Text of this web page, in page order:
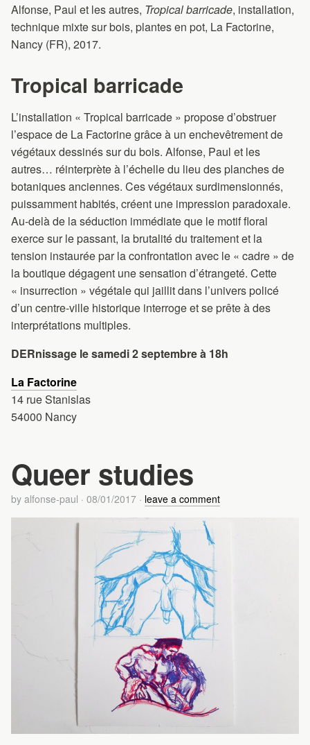
Alfonse, Paul et les autres, Tropical barricade, installation,
technique mixte sur bois, plantes en pot, La Factorine,
Nancy (FR), 2017.
Tropical barricade
L’installation « Tropical barricade » propose d’obstruer
l’espace de La Factorine grâce à un enchevêtrement de
végétaux dessinés sur du bois. Alfonse, Paul et les
autres… réinterprète à l’échelle du lieu des planches de
botaniques anciennes. Ces végétaux surdimensionnés,
puissamment habités, créent une impression paradoxale.
Au-delà de la séduction immédiate que le motif floral
exerce sur le passant, la brutalité du traitement et la
tension instaurée par la confrontation avec le « cadre » de
la boutique dégagent une sensation d’étrangeté. Cette
« insurrection » végétale qui jaillit dans l’univers policé
d’un centre-ville historique interroge et se prête à des
interprétations multiples.
DERnissage le samedi 2 septembre à 18h
La Factorine
14 rue Stanislas
54000 Nancy
Queer studies
by alfonse-paul · 08/01/2017 · leave a comment